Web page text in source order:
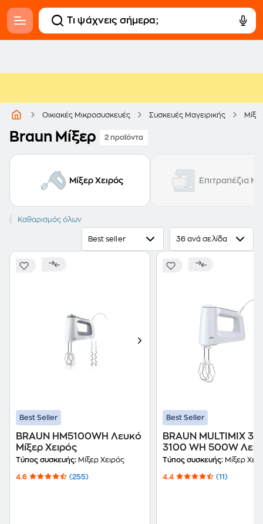
Οικιακές Μικροσυσκευές Συσκευές Μαγειρικής
Braun Μίξερ 2 προϊόντα
Μίξερ Χειρός Επιτραπέζια
BRAUN
Καθαρισμός όλων
Best seller 36 ανά σελίδα
Best Seller
BRAUN HM5100WH Λευκό
Μίξερ Χειρός
Τύπος συσκευής: Μίξερ Χειρός
4.6 (255)
Best Seller
BRAUN MULTIMIX 3
3100 WH 500W
Μίξερ Χειρός
Τύπος συσκευής: Μίξερ
4.4 (11)